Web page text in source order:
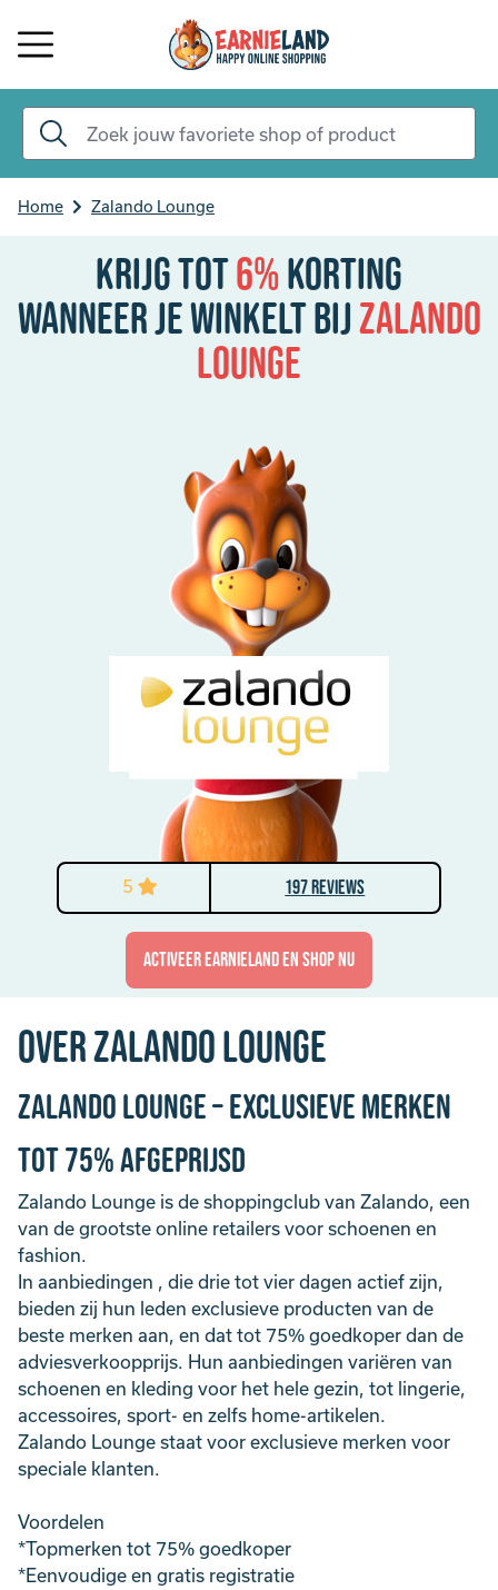
Home Zalando Lounge
Krijg tot6%korting
Wanneer je winkelt bijZalando
Lounge
5 197 Reviews
activeer Earnieland en shop nu
Over Zalando Lounge
Zalando Lounge – Exclusieve merken
tot 75% afgeprijsd
Zalando Lounge is de shoppingclub van Zalando, een
van de grootste online retailers voor schoenen en
fashion.
In aanbiedingen , die drie tot vier dagen actief zijn,
bieden zij hun leden exclusieve producten van de
beste merken aan, en dat tot 75% goedkoper dan de
adviesverkoopprijs. Hun aanbiedingen variëren van
schoenen en kleding voor het hele gezin, tot lingerie,
accessoires, sport- en zelfs home-artikelen.
Zalando Lounge staat voor exclusieve merken voor
speciale klanten.
Voordelen
*Topmerken tot 75% goedkoper
*Eenvoudige en gratis registratie